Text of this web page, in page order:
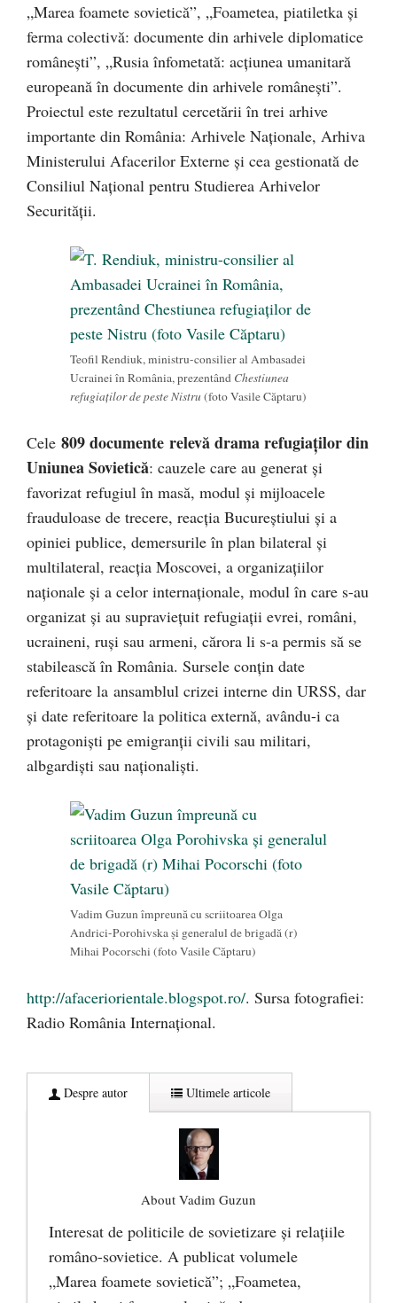
„Marea foamete sovietică”, „Foametea, piatiletka şi
ferma colectivă: documente din arhivele diplomatice
românești”, „Rusia înfometată: acţiunea umanitară
europeană în documente din arhivele româneşti”.
Proiectul este rezultatul cercetării în trei arhive
importante din România: Arhivele Naţionale, Arhiva
Ministerului Afacerilor Externe şi cea gestionată de
Consiliul Naţional pentru Studierea Arhivelor
Securităţii.
Teofil Rendiuk, ministru-consilier al Ambasadei
Ucrainei în România, prezentând Chestiunea
refugiaţilor de peste Nistru (foto Vasile Căptaru)
Cele 809 documente relevă drama refugiaţilor din
Uniunea Sovietică: cauzele care au generat şi
favorizat refugiul în masă, modul şi mijloacele
frauduloase de trecere, reacţia Bucureştiului şi a
opiniei publice, demersurile în plan bilateral şi
multilateral, reacţia Moscovei, a organizaţiilor
naționale și a celor internaţionale, modul în care s-au
organizat şi au supravieţuit refugiaţii evrei, români,
ucraineni, ruşi sau armeni, cărora li s-a permis să se
stabilească în România. Sursele conţin date
referitoare la ansamblul crizei interne din URSS, dar
şi date referitoare la politica externă, avându-i ca
protagonişti pe emigranţii civili sau militari,
albgardişti sau naţionalişti.
Vadim Guzun împreună cu scriitoarea Olga
Andrici-Porohivska şi generalul de brigadă (r)
Mihai Pocorschi (foto Vasile Căptaru)
http://afaceriorientale.blogspot.ro/. Sursa fotografiei:
Radio România Internaţional.
Despre autor Ultimele articole
About Vadim Guzun
Interesat de politicile de sovietizare și relațiile
româno-sovietice. A publicat volumele
„Marea foamete sovietică”; „Foametea,